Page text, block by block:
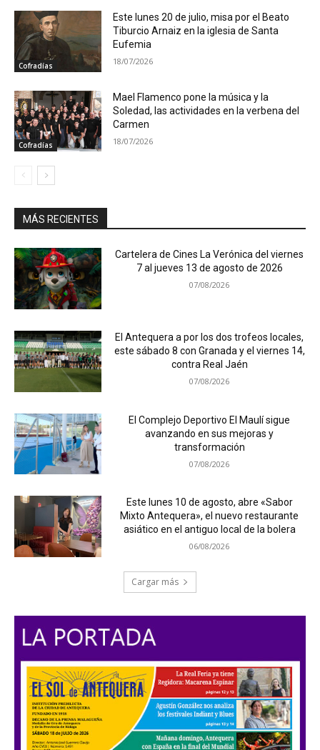
Cofradías
Este lunes 20 de julio, misa por el Beato
Tiburcio Arnaiz en la iglesia de Santa
Eufemia
18/07/2026
Cofradías
Mael Flamenco pone la música y la
Soledad, las actividades en la verbena del
Carmen
18/07/2026
MÁS RECIENTES
Cartelera de Cines La Verónica del viernes
7 al jueves 13 de agosto de 2026
07/08/2026
El Antequera a por los dos trofeos locales,
este sábado 8 con Granada y el viernes 14,
contra Real Jaén
07/08/2026
El Complejo Deportivo El Maulí sigue
avanzando en sus mejoras y
transformación
07/08/2026
Este lunes 10 de agosto, abre «Sabor
Mixto Antequera», el nuevo restaurante
asiático en el antiguo local de la bolera
06/08/2026
Cargar más